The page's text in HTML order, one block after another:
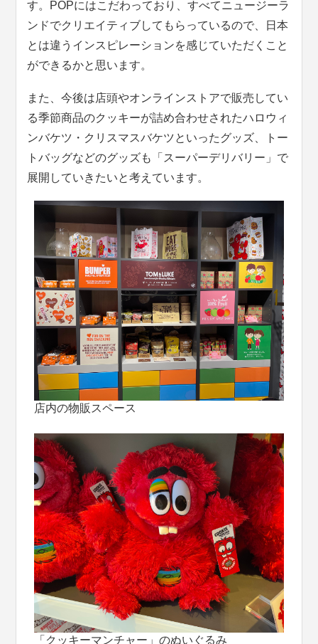
す。POPにはこだわっており、すべてニュージーラ
ンドでクリエイティブしてもらっているので、日本
とは違うインスピレーションを感じていただくこと
ができるかと思います。
また、今後は店頭やオンラインストアで販売してい
る季節商品のクッキーが詰め合わせされたハロウィ
ンバケツ・クリスマスバケツといったグッズ、トー
トバッグなどのグッズも「スーパーデリバリー」で
展開していきたいと考えています。
店内の物販スペース
「クッキーマンチャー」のぬいぐるみ